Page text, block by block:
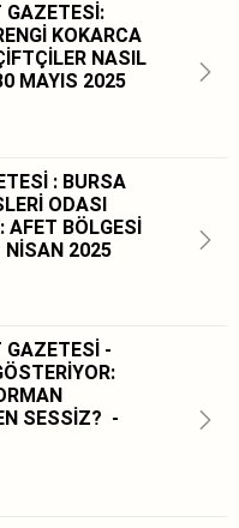
GAZETESİ:
KOKARCA
NASIL
MAYIS 2025
: BURSA
ODASI
AFET BÖLGESİ
NİSAN 2025
GAZETESİ -
SESSİZ? -